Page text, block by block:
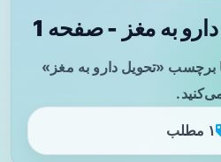
به مغز - صفحه 1
برچسب «تحویل دارو به مغز»
۱ مطلب